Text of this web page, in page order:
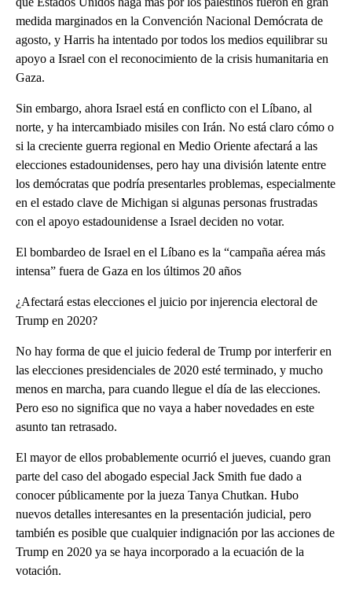
medida marginados en la Convención Nacional Demócrata de
agosto, y Harris ha intentado por todos los medios equilibrar su
apoyo a Israel con el reconocimiento de la crisis humanitaria en
Gaza.
Sin embargo, ahora Israel está en conflicto con el Líbano, al
norte, y ha intercambiado misiles con Irán. No está claro cómo o
si la creciente guerra regional en Medio Oriente afectará a las
elecciones estadounidenses, pero hay una división latente entre
los demócratas que podría presentarles problemas, especialmente
en el estado clave de Michigan si algunas personas frustradas
con el apoyo estadounidense a Israel deciden no votar.
El bombardeo de Israel en el Líbano es la “campaña aérea más
intensa” fuera de Gaza en los últimos 20 años
¿Afectará estas elecciones el juicio por injerencia electoral de
Trump en 2020?
No hay forma de que el juicio federal de Trump por interferir en
las elecciones presidenciales de 2020 esté terminado, y mucho
menos en marcha, para cuando llegue el día de las elecciones.
Pero eso no significa que no vaya a haber novedades en este
asunto tan retrasado.
El mayor de ellos probablemente ocurrió el jueves, cuando gran
parte del caso del abogado especial Jack Smith fue dado a
conocer públicamente por la jueza Tanya Chutkan. Hubo
nuevos detalles interesantes en la presentación judicial, pero
también es posible que cualquier indignación por las acciones de
Trump en 2020 ya se haya incorporado a la ecuación de la
votación.